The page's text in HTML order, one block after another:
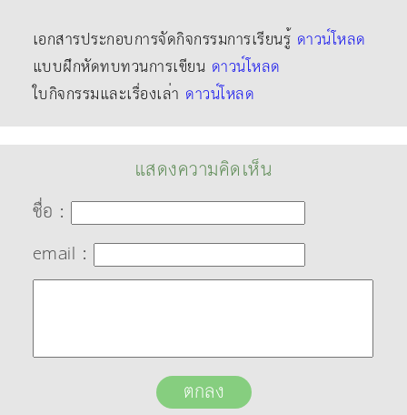
เอกสารประกอบการจัดกิจกรรมการเรียนรู้ ดาวน์โหลด
แบบฝึกหัดทบทวนการเขียน ดาวน์โหลด
ใบกิจกรรมและเรื่องเล่า ดาวน์โหลด
แสดงความคิดเห็น
ชื่อ :
email :